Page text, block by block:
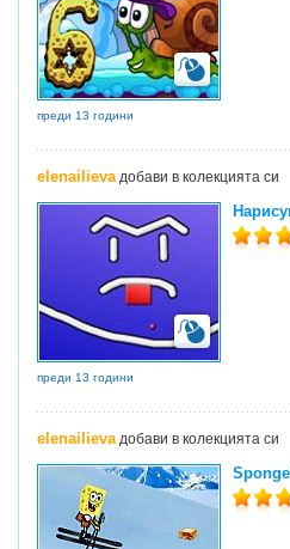
преди 13 години
elenailievaдобави в колекцията си
преди 13 години
elenailievaдобави в колекцията си